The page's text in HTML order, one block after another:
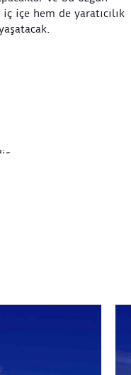
içe hem de yaratıcılık
saatidir.